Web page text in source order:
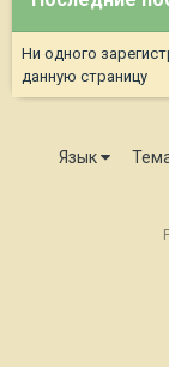
Ни одного
данную страницу
Язык